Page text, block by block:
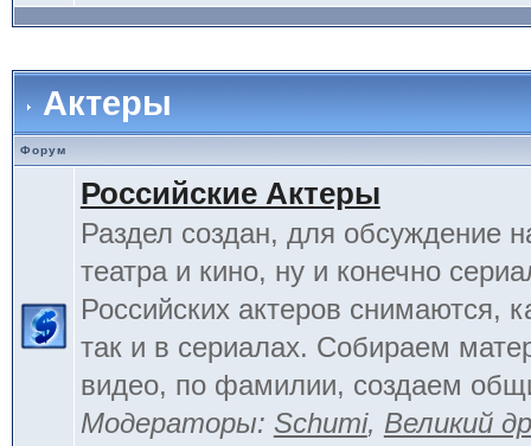
Актеры
Форум
Российские Актеры
Раздел создан, для обсуждение
театра и кино, ну и конечно
Российских актеров снимаются,
так и в сериалах. Собираем
видео, по фамилии, создаем
Модераторы: Schumi, Великий